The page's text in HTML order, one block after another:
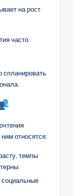
на рост
часто
спланировать
относятся:
темпы
социальные